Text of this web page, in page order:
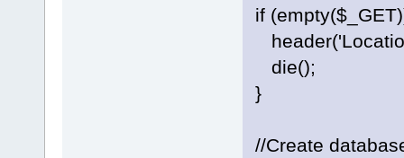
if
die();
}
//Create